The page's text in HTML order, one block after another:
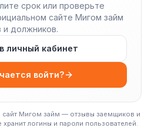
срок или проверьте
сайте Мигом займ
должников.
личный кабинет
войти?
сайт Мигом займ — отзывы заемщиков и
логины и пароли пользователей.